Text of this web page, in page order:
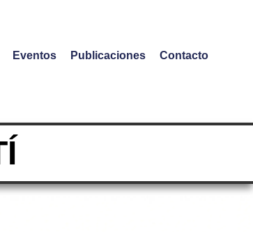
Eventos Publicaciones Contacto